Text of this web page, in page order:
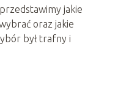
jakie
oraz jakie
był trafny i